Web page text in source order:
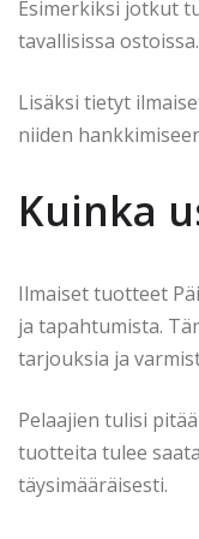
Esimerkiksi jotkut
tavallisissa
Lisäksi tietyt
niiden
Kuinka
Ilmaiset tuotteet
ja tapahtumista.
tarjouksia ja
Pelaajien tulisi
tuotteita tulee
täysimääräisesti.